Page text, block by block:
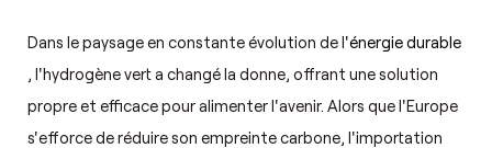
Dans le paysage en constante évolution de l'énergie durable
, l'hydrogène vert a changé la donne, offrant une solution
propre et efficace pour alimenter l'avenir. Alors que l'Europe
s'efforce de réduire son empreinte carbone, l'importation